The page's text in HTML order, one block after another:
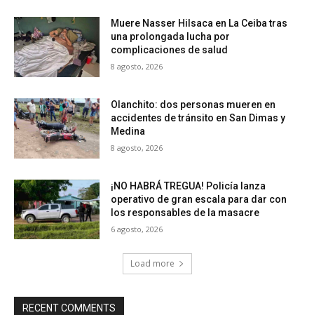
Muere Nasser Hilsaca en La Ceiba tras
una prolongada lucha por
complicaciones de salud
8 agosto, 2026
Olanchito: dos personas mueren en
accidentes de tránsito en San Dimas y
Medina
8 agosto, 2026
¡NO HABRÁ TREGUA! Policía lanza
operativo de gran escala para dar con
los responsables de la masacre
6 agosto, 2026
Load more
RECENT COMMENTS